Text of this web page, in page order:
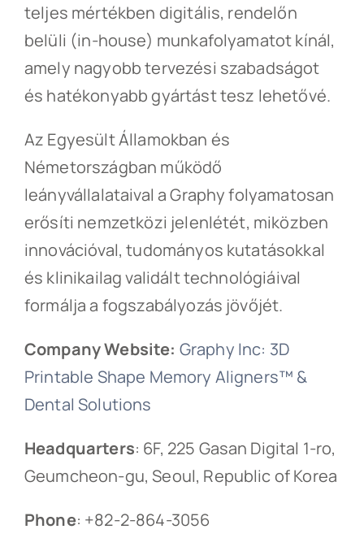
teljes mértékben digitális, rendelőn
belüli (in-house) munkafolyamatot kínál,
amely nagyobb tervezési szabadságot
és hatékonyabb gyártást tesz lehetővé.
Az Egyesült Államokban és
Németországban működő
leányvállalataival a Graphy folyamatosan
erősíti nemzetközi jelenlétét, miközben
innovációval, tudományos kutatásokkal
és klinikailag validált technológiáival
formálja a fogszabályozás jövőjét.
Company Website: Graphy Inc: 3D
Printable Shape Memory Aligners™ &
Dental Solutions
Headquarters: 6F, 225 Gasan Digital 1-ro,
Geumcheon-gu, Seoul, Republic of Korea
Phone: +82-2-864-3056